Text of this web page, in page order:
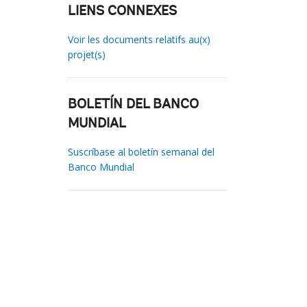
LIENS CONNEXES
Voir les documents relatifs au(x)
projet(s)
BOLETÍN DEL BANCO
MUNDIAL
Suscríbase al boletín semanal del
Banco Mundial